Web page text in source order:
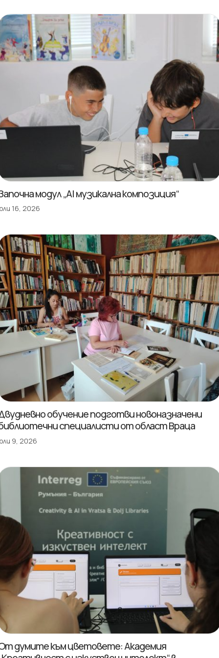
модул „AI музикална композиция“
16, 2026
обучение подготви новоназначени
специалисти от област Враца
9, 2026
думите към цветовете: Академия